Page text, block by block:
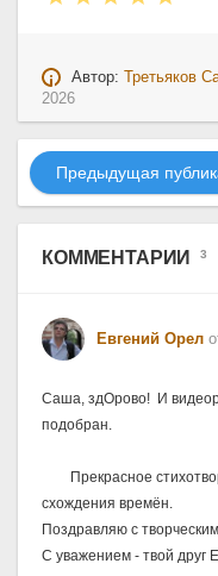
Автор:
Третьяков
2026
Предыдущая
КОММЕНТАРИИ 3
Евгений Орел
Саша, здОрово! И
подобран.
схождения времён.
Поздравляю с
С уважением - твой друг